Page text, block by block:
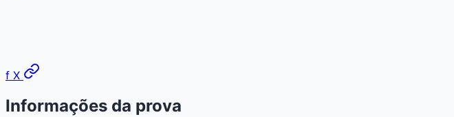
f X
Informações da prova